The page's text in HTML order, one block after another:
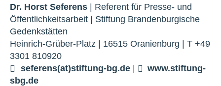
Dr. Horst Seferens | Referent für Presse- und
Öffentlichkeitsarbeit | Stiftung Brandenburgische
Gedenkstätten
Heinrich-Grüber-Platz | 16515 Oranienburg | T +49
3301 810920
seferens(at)stiftung-bg.de |
www.stiftung-
sbg.de